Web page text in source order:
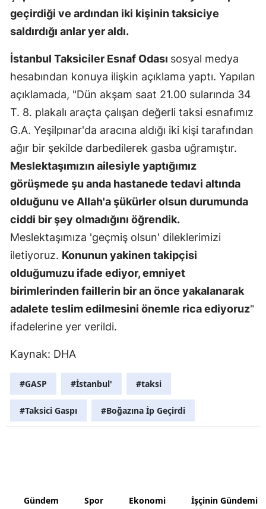
Manisa
Mardin
Muğla
Muş
Ordu
Sakarya
Siirt
Sinop
Van
geçirdiği ve ardından iki kişinin taksiciye
saldırdığı anlar yer aldı.
İstanbul Taksiciler Esnaf Odası sosyal medya
hesabından konuya ilişkin açıklama yaptı. Yapılan
açıklamada, "Dün akşam saat 21.00 sularında 34
T. 8. plakalı araçta çalışan değerli taksi esnafımız
G.A. Yeşilpınar'da aracına aldığı iki kişi tarafından
ağır bir şekilde darbedilerek gasba uğramıştır.
Meslektaşımızın ailesiyle yaptığımız
görüşmede şu anda hastanede tedavi altında
olduğunu ve Allah'a şükürler olsun durumunda
ciddi bir şey olmadığını öğrendik.
Meslektaşımıza 'geçmiş olsun' dileklerimizi
iletiyoruz. Konunun yakinen takipçisi
olduğumuzu ifade ediyor, emniyet
birimlerinden faillerin bir an önce yakalanarak
adalete teslim edilmesini önemle rica ediyoruz"
ifadelerine yer verildi.
Kaynak: DHA
#GASP #İstanbul' #taksi
#Taksici Gaspı #Boğazına İp Geçirdi
Gündem Spor Ekonomi İşçinin Gündemi